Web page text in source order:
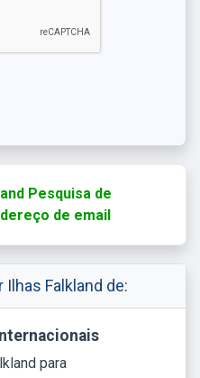
Pesquisa de
de email
Ilhas Falkland de:
para